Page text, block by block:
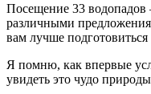
Посещение 33 водопадов
различными
вам лучше
Я помню, как впервые
увидеть это чудо